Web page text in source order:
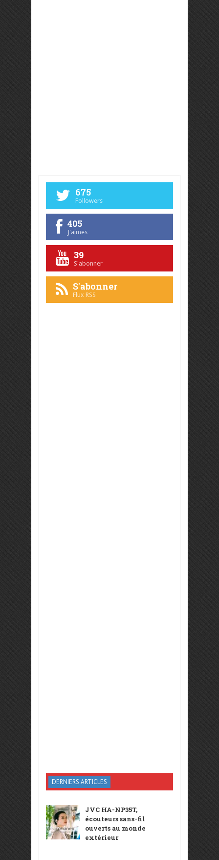
675
Followers
405
J'aimes
39
S'abonner
S'abonner
Flux RSS
DERNIERS ARTICLES
JVC HA-NP35T,
écouteurs sans-fil
ouverts au monde
extérieur